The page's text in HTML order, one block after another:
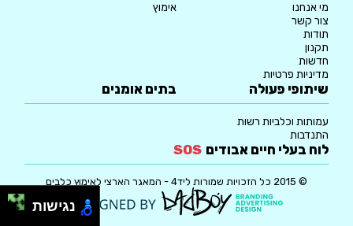
מי אנחנו
צור קשר
תודות
תקנון
חדשות
מדיניות פרטיות
אימוץ
שיתופי פעולה
עמותות וכלביות רשות
התנדבות
בתים אומנים
לוח בעלי חיים אבודים SOS
© 2015 כל הזכויות שמורות ליד4 - המאגר הארצי לאימוץ כלבים
נגישות